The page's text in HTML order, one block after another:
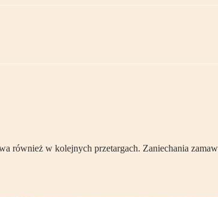
w kolejnych przetargach. Zaniechania